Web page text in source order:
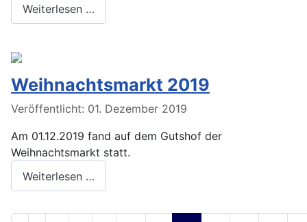
Weiterlesen …
Weihnachtsmarkt 2019
Veröffentlicht: 01. Dezember 2019
Am 01.12.2019 fand auf dem Gutshof der
Weihnachtsmarkt statt.
Weiterlesen …